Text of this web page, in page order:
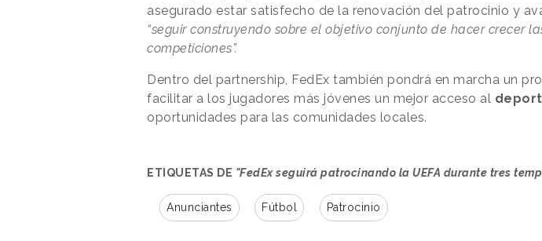
asegurado estar satisfecho de la renovación del patrocinio y
“seguir construyendo sobre el objetivo conjunto de hacer crecer
competiciones”.
Dentro del partnership, FedEx también pondrá en marcha un
facilitar a los jugadores más jóvenes un mejor acceso al
oportunidades para las comunidades locales.
ETIQUETAS DE "FedEx seguirá patrocinando la UEFA durante tres
Anunciantes Fútbol Patrocinio